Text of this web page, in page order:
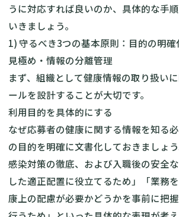
うに対応すれば良いのか、具体的な手
いきましょう。
1) 守るべき3つの基本原則：目的の明
見極め・情報の分離管理
まず、組織として健康情報の取り扱い
ールを設計することが大切です。
利用目的を具体的にする
なぜ応募者の健康に関する情報を知る
の目的を明確に文書化しておきましょ
感染対策の徹底、および入職後の安全
した適正配置に役立てるため」「業務
康上の配慮が必要かどうかを事前に把